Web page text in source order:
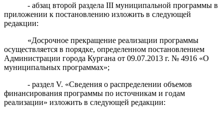
- абзац второй раздела III муниципальной программы в
приложении к постановлению изложить в следующей
редакции:
«Досрочное прекращение реализации программы
осуществляется в порядке, определенном постановлением
Администрации города Кургана от 09.07.2013 г. № 4916 «О
муниципальных программах»;
- раздел V. «Сведения о распределении объемов
финансирования программы по источникам и годам
реализации» изложить в следующей редакции: